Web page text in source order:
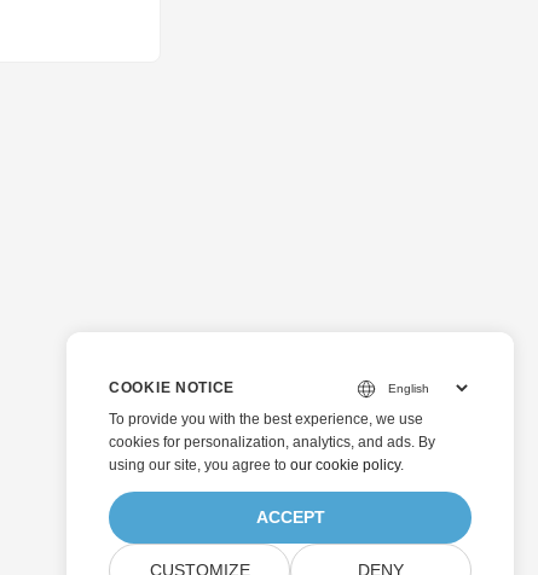
COOKIE NOTICE
To provide you with the best experience, we use
cookies for personalization, analytics, and ads. By
using our site, you agree to our cookie policy.
ACCEPT
CUSTOMIZE DENY